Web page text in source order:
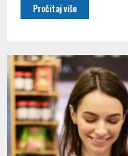
Pročitaj više